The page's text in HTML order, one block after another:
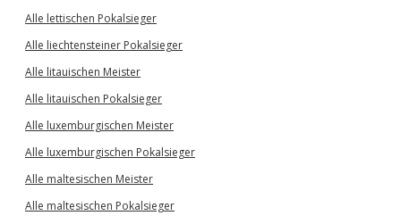
Alle lettischen Pokalsieger
Alle liechtensteiner Pokalsieger
Alle litauischen Meister
Alle litauischen Pokalsieger
Alle luxemburgischen Meister
Alle luxemburgischen Pokalsieger
Alle maltesischen Meister
Alle maltesischen Pokalsieger